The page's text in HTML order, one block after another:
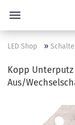
LED Shop »
Kopp
Aus/